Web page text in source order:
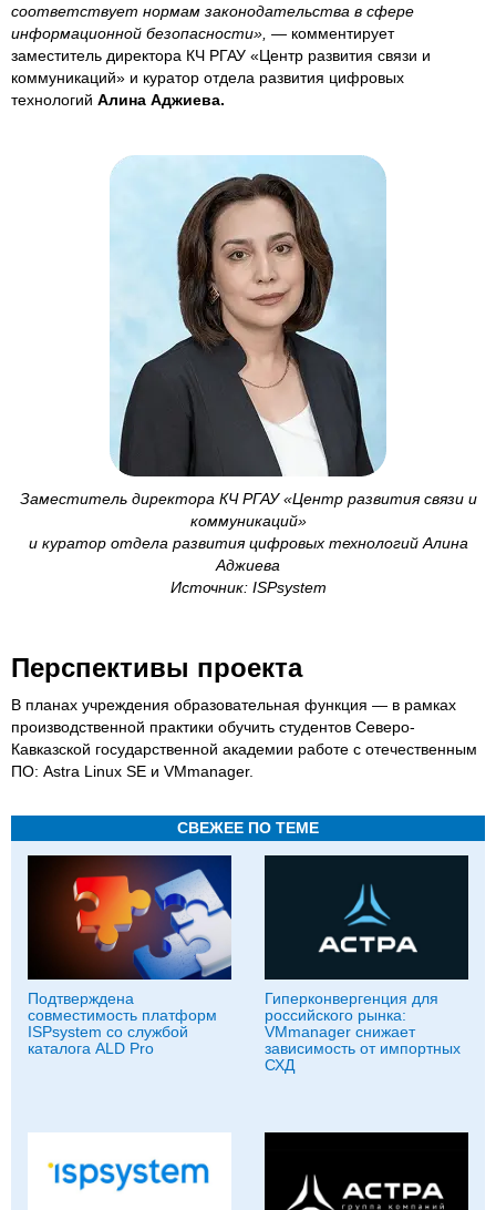
соответствует нормам законодательства в сфере
информационной безопасности», — комментирует
заместитель директора КЧ РГАУ «Центр развития связи и
коммуникаций» и куратор отдела развития цифровых
технологий Алина Аджиева.
Заместитель директора КЧ РГАУ «Центр развития связи и
коммуникаций»
и куратор отдела развития цифровых технологий Алина
Аджиева
Источник: ISPsystem
Перспективы проекта
В планах учреждения образовательная функция — в рамках
производственной практики обучить студентов Северо-
Кавказской государственной академии работе с отечественным
ПО: Astra Linux SE и VMmanager.
СВЕЖЕЕ ПО ТЕМЕ
Подтверждена
совместимость платформ
ISPsystem со службой
каталога ALD Pro
Гиперконвергенция для
российского рынка:
VMmanager снижает
зависимость от импортных
СХД